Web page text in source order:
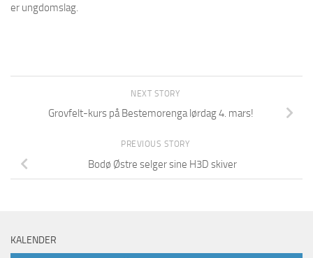
er ungdomslag.
NEXT STORY
Grovfelt-kurs på Bestemorenga lørdag 4. mars!
PREVIOUS STORY
Bodø Østre selger sine H3D skiver
KALENDER